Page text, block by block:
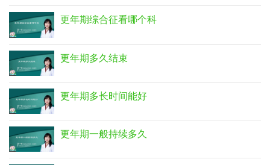
更年期综合征看哪个科
更年期多久结束
更年期多长时间能好
更年期一般持续多久